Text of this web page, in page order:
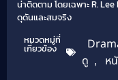
น่าติดตาม โดยเฉพาะ R.
ดุดันและสมจริง
หมวดหมู่ที่
เกี่ยวข้อง
ดู , ห